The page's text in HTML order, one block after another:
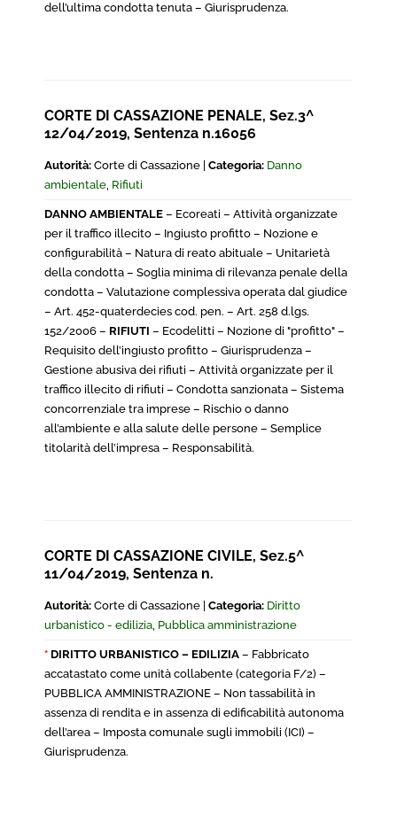
dell’ultima condotta tenuta – Giurisprudenza.
CORTE DI CASSAZIONE PENALE, Sez.3^
12/04/2019, Sentenza n.16056
Autorità: Corte di Cassazione | Categoria: Danno
ambientale, Rifiuti
DANNO AMBIENTALE – Ecoreati – Attività organizzate
per il traffico illecito – Ingiusto profitto – Nozione e
configurabilità – Natura di reato abituale – Unitarietà
della condotta – Soglia minima di rilevanza penale della
condotta – Valutazione complessiva operata dal giudice
– Art. 452-quaterdecies cod. pen. – Art. 258 d.lgs.
152/2006 – RIFIUTI – Ecodelitti – Nozione di "profitto" –
Requisito dell’ingiusto profitto – Giurisprudenza –
Gestione abusiva dei rifiuti – Attività organizzate per il
traffico illecito di rifiuti – Condotta sanzionata – Sistema
concorrenziale tra imprese – Rischio o danno
all’ambiente e alla salute delle persone – Semplice
titolarità dell’impresa – Responsabilità.
CORTE DI CASSAZIONE CIVILE, Sez.5^
11/04/2019, Sentenza n.
Autorità: Corte di Cassazione | Categoria: Diritto
urbanistico - edilizia, Pubblica amministrazione
* DIRITTO URBANISTICO – EDILIZIA – Fabbricato
accatastato come unità collabente (categoria F/2) –
PUBBLICA AMMINISTRAZIONE – Non tassabilità in
assenza di rendita e in assenza di edificabilità autonoma
dell’area – Imposta comunale sugli immobili (ICI) –
Giurisprudenza.